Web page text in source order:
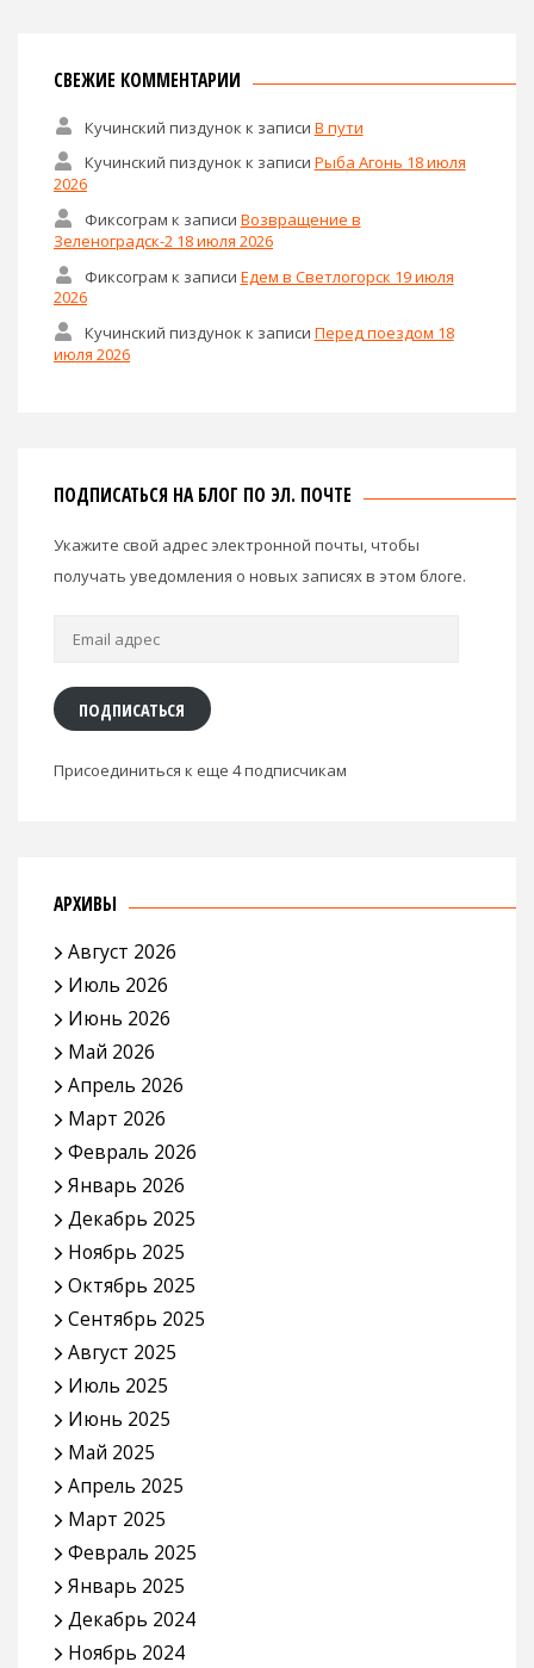
СВЕЖИЕ КОММЕНТАРИИ
Кучинский пиздунок к записи В пути
Кучинский пиздунок к записи Рыба Агонь 18 июля
2026
Фиксограм к записи Возвращение в
Зеленоградск-2 18 июля 2026
Фиксограм к записи Едем в Светлогорск 19 июля
2026
Кучинский пиздунок к записи Перед поездом 18
июля 2026
ПОДПИСАТЬСЯ НА БЛОГ ПО ЭЛ. ПОЧТЕ
Укажите свой адрес электронной почты, чтобы
получать уведомления о новых записях в этом блоге.
Email
ПОДПИСАТЬСЯ
Присоединиться к еще 4 подписчикам
АРХИВЫ
Август 2026
Июль 2026
Июнь 2026
Май 2026
Апрель 2026
Март 2026
Февраль 2026
Январь 2026
Декабрь 2025
Ноябрь 2025
Октябрь 2025
Сентябрь 2025
Август 2025
Июль 2025
Июнь 2025
Май 2025
Апрель 2025
Март 2025
Февраль 2025
Январь 2025
Декабрь 2024
Ноябрь 2024